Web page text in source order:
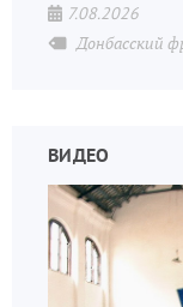
7.08.2026
Донбасский
ВИДЕО